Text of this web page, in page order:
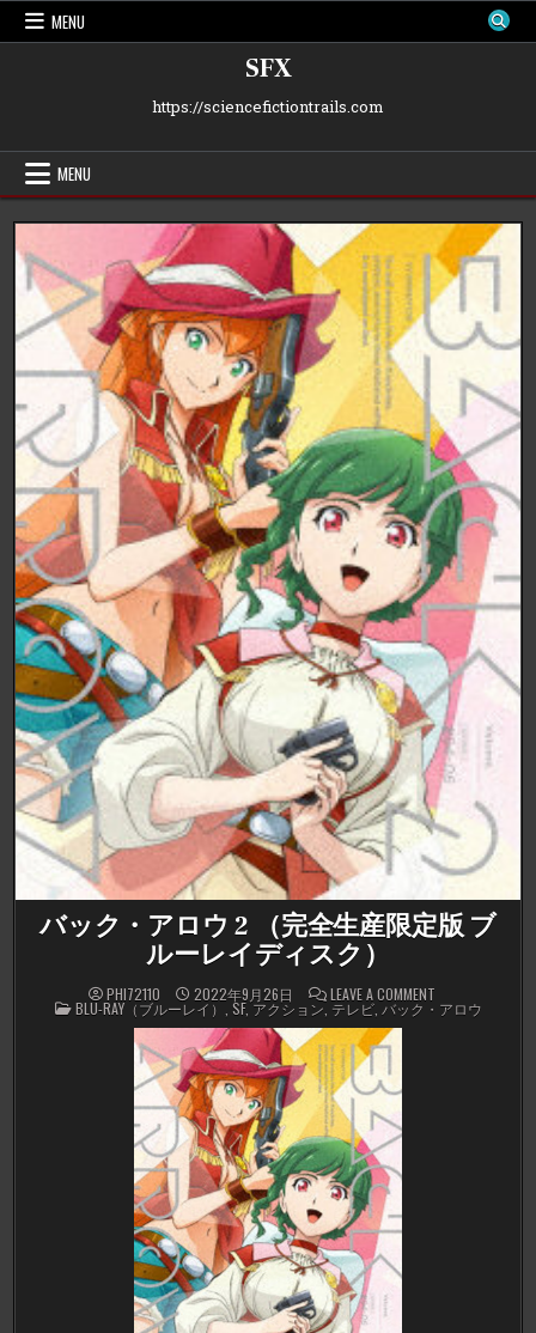
Skip
MENU
SFX
https://sciencefictiontrails.com
MENU
バック・アロウ 2 （完全生産限定版 ブ
ルーレイディスク）
PHI72110 2022年9月26日 LEAVE A COMMENT
バ
ッ
POSTED
IN
BLU-RAY（ブルーレイ）, SF,アクション, テレビ,バック・アロウ